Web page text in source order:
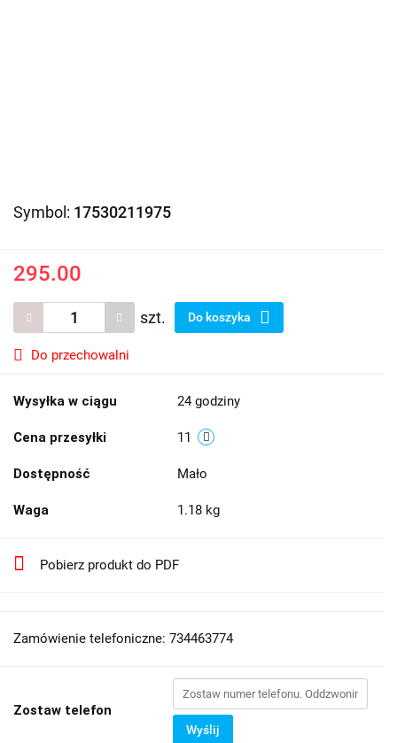
Symbol: 17530211975
295.00
szt. Do koszyka
Do przechowalni
Wysyłka w ciągu 24 godziny
Cena przesyłki 11
Dostępność Mało
Waga 1.18 kg
Pobierz produkt do PDF
Zamówienie telefoniczne: 734463774
Zostaw telefon
Wyślij